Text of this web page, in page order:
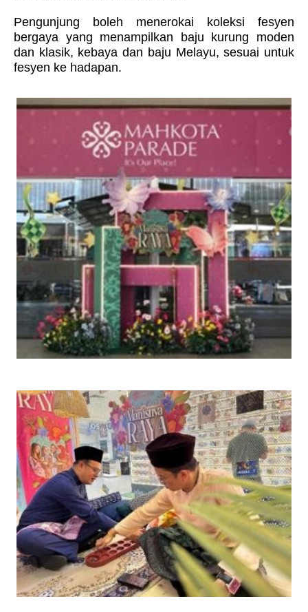
Pengunjung boleh menerokai koleksi fesyen
bergaya yang menampilkan baju kurung moden
dan klasik, kebaya dan baju Melayu, sesuai untuk
fesyen ke hadapan.